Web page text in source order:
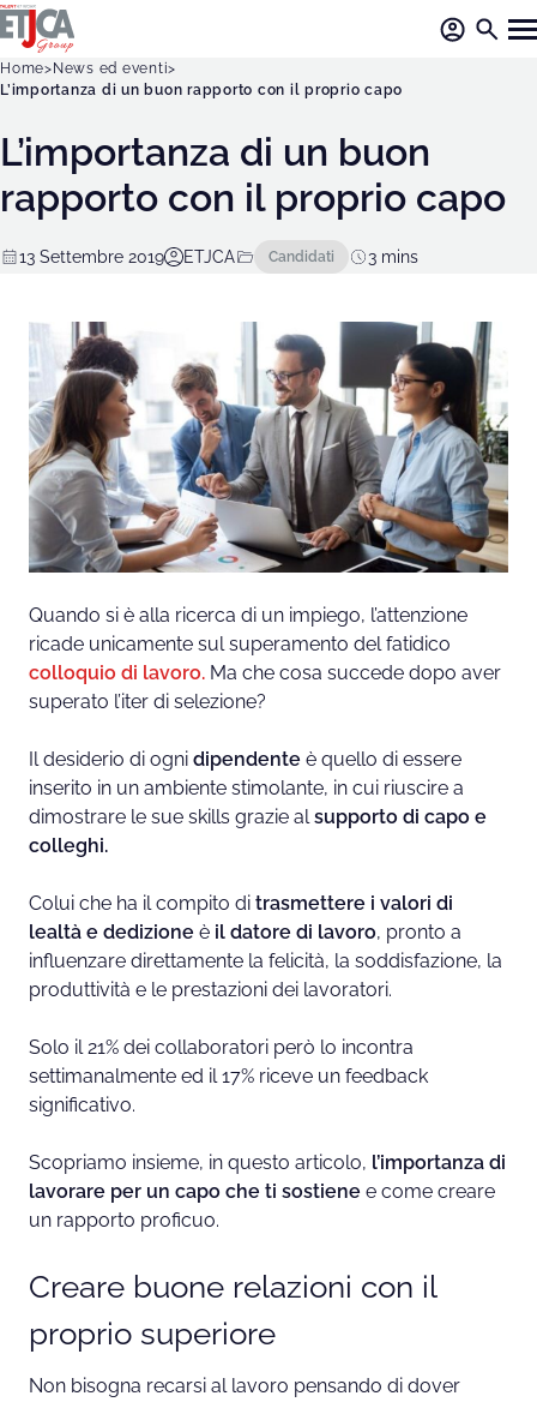
Home
News ed eventi
L’importanza di un buon rapporto con il proprio capo
L’importanza di un buon
rapporto con il proprio capo
13 Settembre 2019 ETJCA Candidati
Quando si è alla ricerca di un impiego, l’attenzione
ricade unicamente sul superamento del fatidico
colloquio di lavoro. Ma che cosa succede dopo aver
superato l’iter di selezione?
Il desiderio di ogni dipendente è quello di essere
inserito in un ambiente stimolante, in cui riuscire a
dimostrare le sue skills grazie alsupporto di capo e
colleghi.
Colui che ha il compito di trasmettere i valori di
lealtà e dedizione è il datore di lavoro, pronto a
influenzare direttamente la felicità, la soddisfazione, la
produttività e le prestazioni dei lavoratori.
Solo il 21% dei collaboratori però lo incontra
settimanalmente ed il 17% riceve un feedback
significativo.
Scopriamo insieme, in questo articolo, l’importanza di
lavorare per un capo che ti sostiene e come creare
un rapporto proficuo.
Creare buone relazioni con il
proprio superiore
Non bisogna recarsi al lavoro pensando di dover